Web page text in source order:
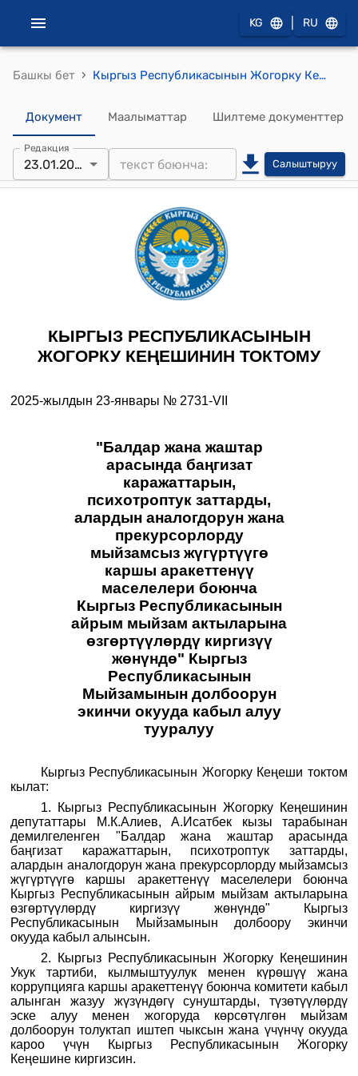
KG RU
Башкы бет › Кыргыз Республикасынын Жогорку Кеңешинин 2025-жылдын 23-январындагы № 2731-VII "Балдар жана жаштар арасында баңгизат каражаттарын, психотроптук заттарды, алардын аналогдорун жана прекурсорлорду мыйзамсыз жүгүртүүгө каршы аракеттенүү маселелери боюнча Кыргыз Республикасынын айрым мыйзам актыларына өзгөртүүлөрдү киргизүү жөнүндө" Кыргыз Республикасынын Мыйзамынын долбоорун экинчи окууда кабыл алуу тууралуу" токтому
Документ Маалыматтар Шилтеме документтер
Редакция
23.01.2025 Салыштыруу